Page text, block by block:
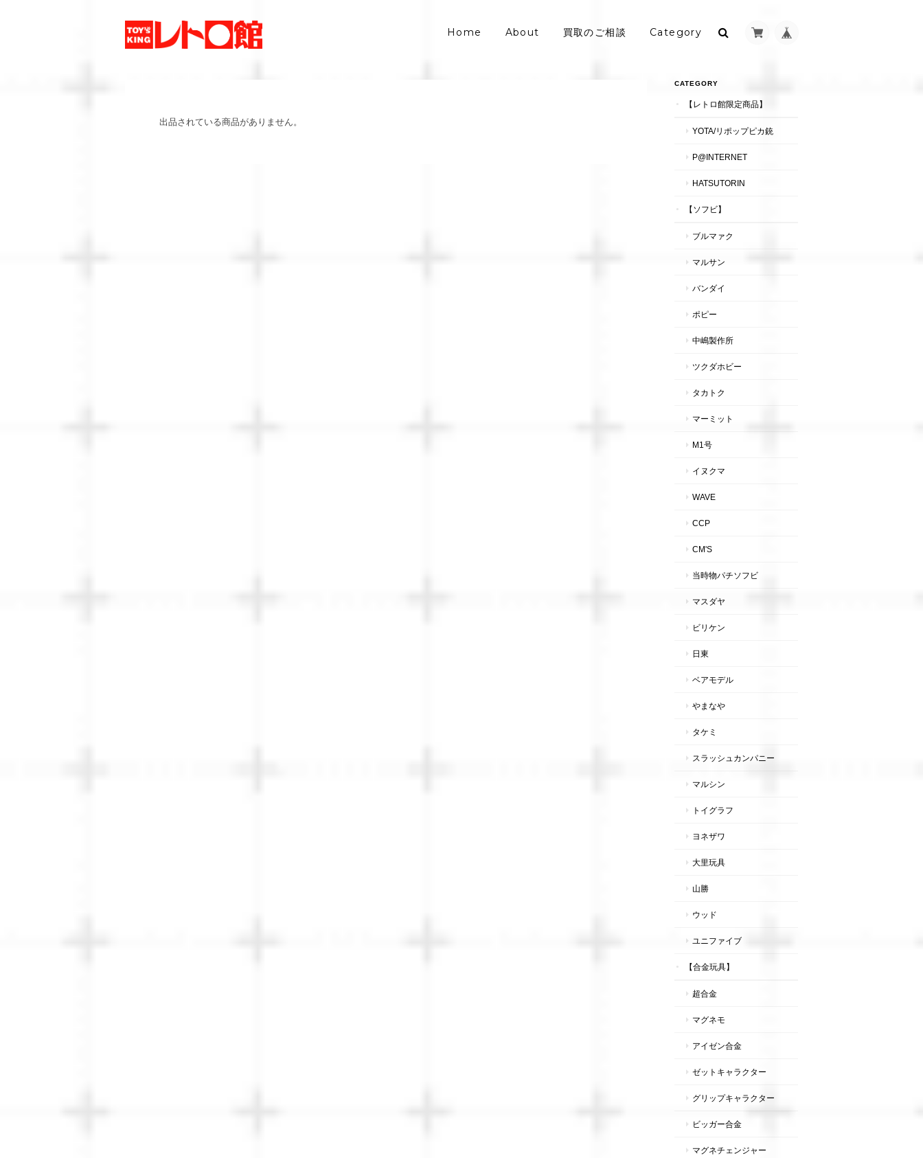
Home About 買取のご相談 Category
出品されている商品がありません。
CATEGORY
【レトロ館限定商品】
YOTA/リポップピカ銃
P@INTERNET
HATSUTORIN
【ソフビ】
ブルマァク
マルサン
バンダイ
ポピー
中嶋製作所
ツクダホビー
タカトク
マーミット
M1号
イヌクマ
WAVE
CCP
CM'S
当時物パチソフビ
マスダヤ
ビリケン
日東
ベアモデル
やまなや
タケミ
スラッシュカンパニー
マルシン
トイグラフ
ヨネザワ
大里玩具
山勝
ウッド
ユニファイブ
【合金玩具】
超合金
マグネモ
アイゼン合金
ゼットキャラクター
グリップキャラクター
ビッガー合金
マグネチェンジャー